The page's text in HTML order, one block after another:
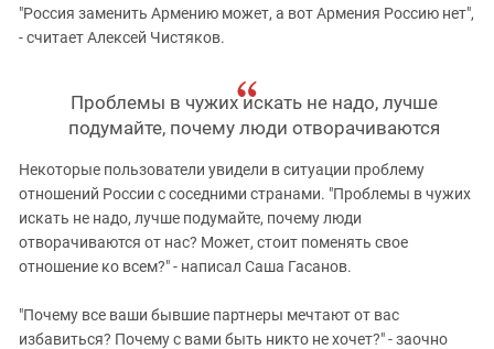
"Россия заменить Армению может, а вот Армения Россию нет",
- считает Алексей Чистяков.
Проблемы в чужих искать не надо, лучше
подумайте, почему люди отворачиваются
Некоторые пользователи увидели в ситуации проблему
отношений России с соседними странами. "Проблемы в чужих
искать не надо, лучше подумайте, почему люди
отворачиваются от нас? Может, стоит поменять свое
отношение ко всем?" - написал Саша Гасанов.
"Почему все ваши бывшие партнеры мечтают от вас
избавиться? Почему с вами быть никто не хочет?" - заочно